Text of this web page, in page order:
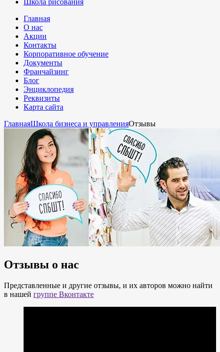
Школа рисования
Главная
О нас
Акции
Контакты
Корпоративное обучение
Документы
Франчайзинг
Блог
Энциклопедия
Реквизиты
Карта сайта
ГлавнаяШкола бизнеса и управленияОтзывы
Отзывы о нас
Представленные и другие отзывы, и их авторов можно найти
в нашей группе Вконтакте